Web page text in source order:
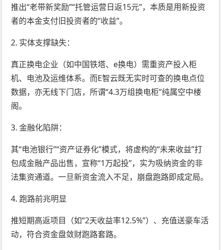
推出“老带新奖励”“托管运营日返15元”，本质是用新投资
者的本金支付旧投资者的“收益”。
2. 实体支撑缺失：
真正换电企业（如中国铁塔、e换电）需重资产投入柜
机、电池及运维体系。而E智云既无实时可查的换电点位
数据，亦无线下门店，所谓“4.3万组换电柜”纯属空中楼
阁。
3. 金融化陷阱：
其“电池银行”“资产证券化”模式，将虚构的“未来收益”打
包成金融产品出售，宣称“1万起投”，实为吸纳资金的非
法集资通道。一旦新资金流入不足，崩盘跑路即成定局。
4. 跑路前兆明显
推短期高返项目（如“2天收益率12.5%”）、充值送豪车活
动，符合资金盘敛财跑路套路。